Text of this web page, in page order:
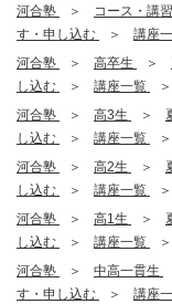
河合塾 コース・講習
す・申し込む
講座
河合塾
高卒生
し込む
講座一覧
河合塾
高3生
し込む
講座一覧
河合塾
高2生
し込む
講座一覧
河合塾
高1生
し込む
講座一覧
河合塾
中高一貫生
す・申し込む
講座